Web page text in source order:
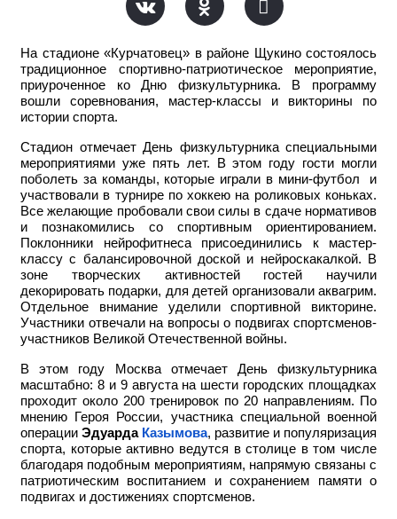
На стадионе «Курчатовец» в районе Щукино состоялось
традиционное спортивно-патриотическое мероприятие,
приуроченное ко Дню физкультурника. В программу
вошли соревнования, мастер-классы и викторины по
истории спорта.
Стадион отмечает День физкультурника специальными
мероприятиями уже пять лет. В этом году гости могли
поболеть за команды, которые играли в мини-футбол и
участвовали в турнире по хоккею на роликовых коньках.
Все желающие пробовали свои силы в сдаче нормативов
и познакомились со спортивным ориентированием.
Поклонники нейрофитнеса присоединились к мастер-
классу с балансировочной доской и нейроскакалкой. В
зоне творческих активностей гостей научили
декорировать подарки, для детей организовали аквагрим.
Отдельное внимание уделили спортивной викторине.
Участники отвечали на вопросы о подвигах спортсменов-
участников Великой Отечественной войны.
В этом году Москва отмечает День физкультурника
масштабно: 8 и 9 августа на шести городских площадках
проходит около 200 тренировок по 20 направлениям. По
мнению Героя России, участника специальной военной
операции Эдуарда Казымова, развитие и популяризация
спорта, которые активно ведутся в столице в том числе
благодаря подобным мероприятиям, напрямую связаны с
патриотическим воспитанием и сохранением памяти о
подвигах и достижениях спортсменов.